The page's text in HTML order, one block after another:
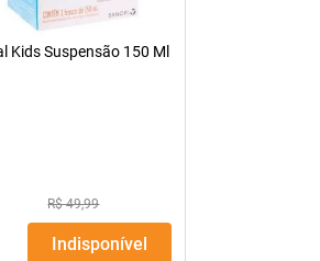
Kids Suspensão 150 Ml
R$ 49,99
Indisponível